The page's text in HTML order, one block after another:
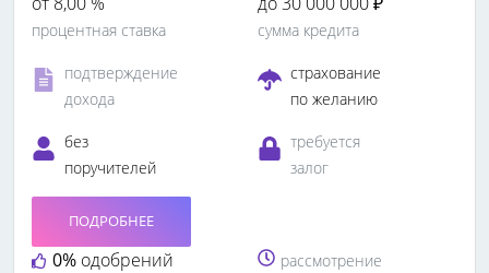
процентная ставка сумма кредита
подтверждение
дохода
страхование
по желанию
без
поручителей
требуется
залог
0% одобрений
ПОДРОБНЕЕ
рассмотрение